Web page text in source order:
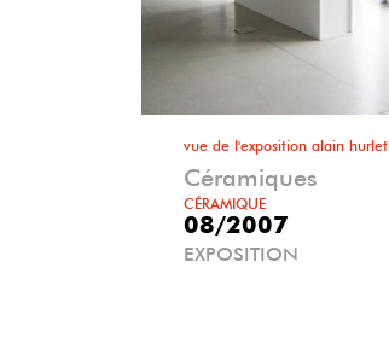
vue de l'exposition alain hurlet
Céramiques
CÉRAMIQUE
08/2007
EXPOSITION